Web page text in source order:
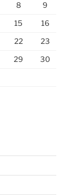
8 9
15 16
22 23
29 30